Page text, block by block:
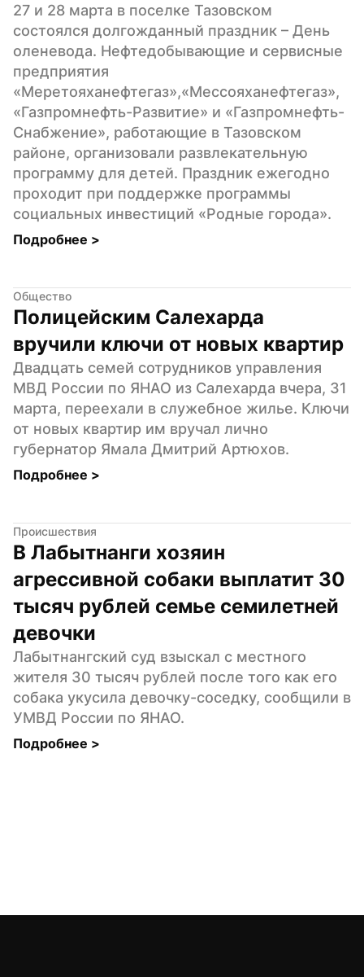
27 и 28 марта в поселке Тазовском
состоялся долгожданный праздник – День
оленевода. Нефтедобывающие и сервисные
предприятия
«Меретояханефтегаз»,«Мессояханефтегаз»,
«Газпромнефть-Развитие» и «Газпромнефть-
Снабжение», работающие в Тазовском
районе, организовали развлекательную
программу для детей. Праздник ежегодно
проходит при поддержке программы
социальных инвестиций «Родные города».
Подробнее >
Общество
Полицейским Салехарда
вручили ключи от новых квартир
Двадцать семей сотрудников управления
МВД России по ЯНАО из Салехарда вчера, 31
марта, переехали в служебное жилье. Ключи
от новых квартир им вручал лично
губернатор Ямала Дмитрий Артюхов.
Подробнее >
Происшествия
В Лабытнанги хозяин
агрессивной собаки выплатит 30
тысяч рублей семье семилетней
девочки
Лабытнангский суд взыскал с местного
жителя 30 тысяч рублей после того как его
собака укусила девочку-соседку, сообщили в
УМВД России по ЯНАО.
Подробнее >